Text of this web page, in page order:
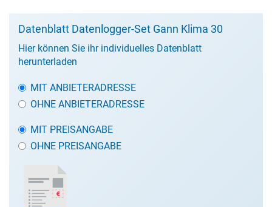
Datenblatt Datenlogger-Set Gann Klima 30
Hier können Sie ihr individuelles Datenblatt
herunterladen
MIT ANBIETERADRESSE
OHNE ANBIETERADRESSE
MIT PREISANGABE
OHNE PREISANGABE